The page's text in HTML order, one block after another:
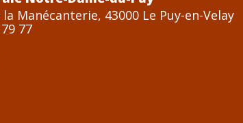
la Manécanterie, 43000 Le Puy-en-Velay
77